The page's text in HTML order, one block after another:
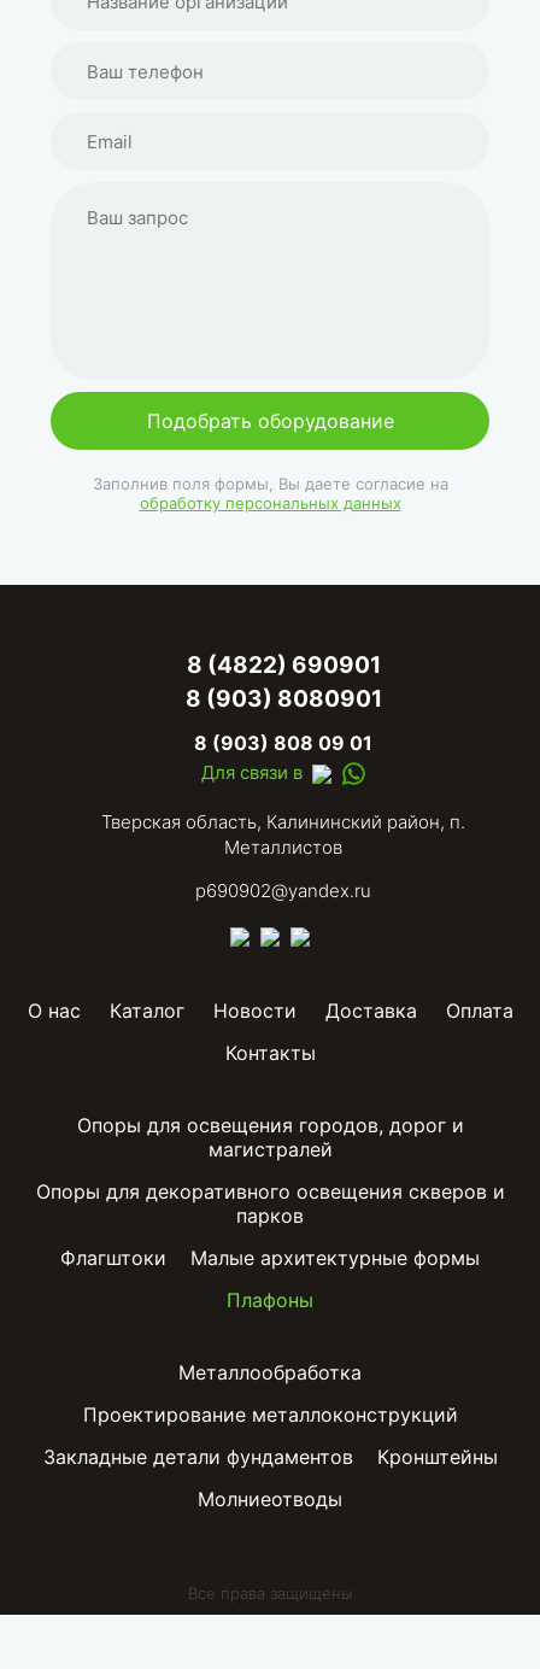
Подобрать оборудование
Заполнив поля формы, Вы даете согласие на
обработку персональных данных
О нас Каталог Новости Доставка
Оплата
Контакты
Опоры для освещения городов, дорог и
магистралей
Опоры для декоративного освещения скверов и
парков
Флагштоки
Малые архитектурные формы
Плафоны
Металлообработка
Проектирование металлоконструкций
Закладные детали фундаментов
Кронштейны
Молниеотводы
8 (4822) 690901
8 (903) 8080901
8 (903) 808 09 01
Для связи в
Тверская область, Калининский район, п.
Металлистов
p690902@yandex.ru
Все права защищены